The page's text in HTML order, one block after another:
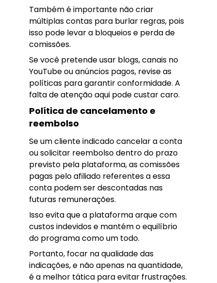
Também é importante não criar
múltiplas contas para burlar regras, pois
isso pode levar a bloqueios e perda de
comissões.
Se você pretende usar blogs, canais no
YouTube ou anúncios pagos, revise as
políticas para garantir conformidade. A
falta de atenção aqui pode custar caro.
Política de cancelamento e
reembolso
Se um cliente indicado cancelar a conta
ou solicitar reembolso dentro do prazo
previsto pela plataforma, as comissões
pagas pelo afiliado referentes a essa
conta podem ser descontadas nas
futuras remunerações.
Isso evita que a plataforma arque com
custos indevidos e mantém o equilíbrio
do programa como um todo.
Portanto, focar na qualidade das
indicações, e não apenas na quantidade,
é a melhor tática para evitar frustrações.